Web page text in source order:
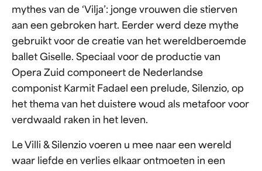
mythes van de ‘Vilja’: jonge vrouwen die stierven
aan een gebroken hart. Eerder werd deze mythe
gebruikt voor de creatie van het wereldberoemde
ballet Giselle. Speciaal voor de productie van
Opera Zuid componeert de Nederlandse
componist Karmit Fadael een prelude, Silenzio, op
het thema van het duistere woud als metafoor voor
verdwaald raken in het leven.
Le Villi & Silenzio voeren u mee naar een wereld
waar liefde en verlies elkaar ontmoeten in een